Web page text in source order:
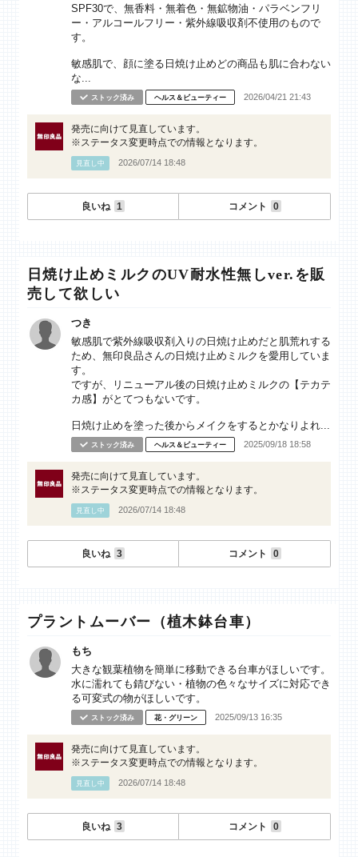
SPF30で、無香料・無着色・無鉱物油・パラベンフリ
ー・アルコールフリー・紫外線吸収剤不使用のもので
す。
敏感肌で、顔に塗る日焼け止めどの商品も肌に合わない
な...
ストック済み ヘルス＆ビューティー 2026/04/21 21:43
発売に向けて見直しています。
※ステータス変更時点での情報となります。
見直し中 2026/07/14 18:48
良いね 1 コメント 0
日焼け止めミルクのUV耐水性無しver.を販
売して欲しい
つき
敏感肌で紫外線吸収剤入りの日焼け止めだと肌荒れする
ため、無印良品さんの日焼け止めミルクを愛用していま
す。
ですが、リニューアル後の日焼け止めミルクの【テカテ
カ感】がとてつもないです。
日焼け止めを塗った後からメイクをするとかなりよれ...
ストック済み ヘルス＆ビューティー 2025/09/18 18:58
発売に向けて見直しています。
※ステータス変更時点での情報となります。
見直し中 2026/07/14 18:48
良いね 3 コメント 0
プラントムーバー（植木鉢台車）
もち
大きな観葉植物を簡単に移動できる台車がほしいです。
水に濡れても錆びない・植物の色々なサイズに対応でき
る可変式の物がほしいです。
ストック済み 花・グリーン 2025/09/13 16:35
発売に向けて見直しています。
※ステータス変更時点での情報となります。
見直し中 2026/07/14 18:48
良いね 3 コメント 0